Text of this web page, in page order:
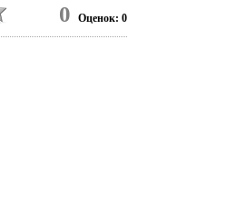
0 Оценок: 0